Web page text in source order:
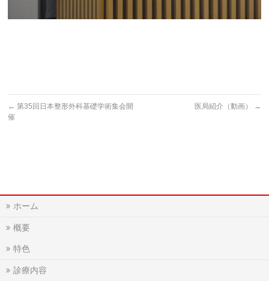
← 第35回日本整形外科基礎学術集会開
催
医局紹介（動画） →
ホーム
概要
特色
診療内容